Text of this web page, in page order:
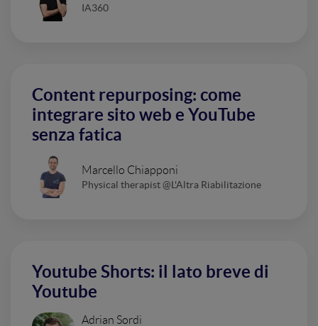
IA360
Content repurposing: come
integrare sito web e YouTube
senza fatica
Marcello Chiapponi
Physical therapist @L'Altra Riabilitazione
Youtube Shorts: il lato breve di
Youtube
Adrian Sordi